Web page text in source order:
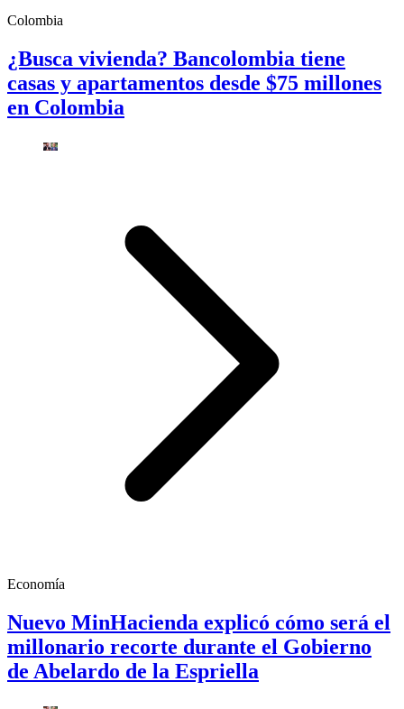
Colombia
¿Busca vivienda? Bancolombia tiene
casas y apartamentos desde $75 millones
en Colombia
Economía
Nuevo MinHacienda explicó cómo será el
millonario recorte durante el Gobierno
de Abelardo de la Espriella